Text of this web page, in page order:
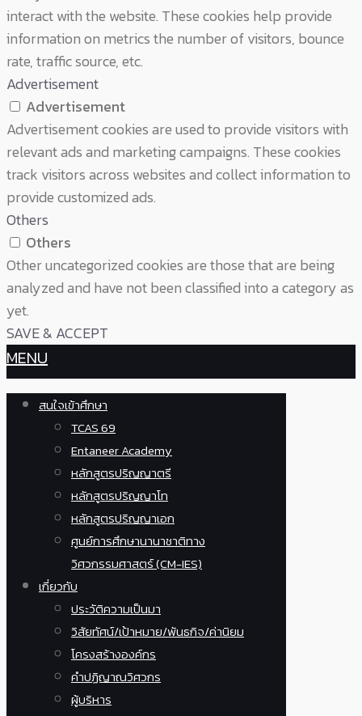
interact with the website. These cookies help provide
information on metrics the number of visitors, bounce
rate, traffic source, etc.
Advertisement
Advertisement
Advertisement cookies are used to provide visitors with
relevant ads and marketing campaigns. These cookies
track visitors across websites and collect information to
provide customized ads.
Others
Others
Other uncategorized cookies are those that are being
analyzed and have not been classified into a category as
yet.
SAVE & ACCEPT
MENU
สนใจเข้าศึกษา
TCAS 69
Entaneer Academy
หลักสูตรปริญญาตรี
หลักสูตรปริญญาโท
หลักสูตรปริญญาเอก
ศูนย์การศึกษานานาชาติทาง
วิศวกรรมศาสตร์ (CM-IES)
เกี่ยวกับ
ประวัติความเป็นมา
วิสัยทัศน์/เป้าหมาย/พันธกิจ/ค่านิยม
โครงสร้างองค์กร
คำปฏิญาณวิศวกร
ผู้บริหาร